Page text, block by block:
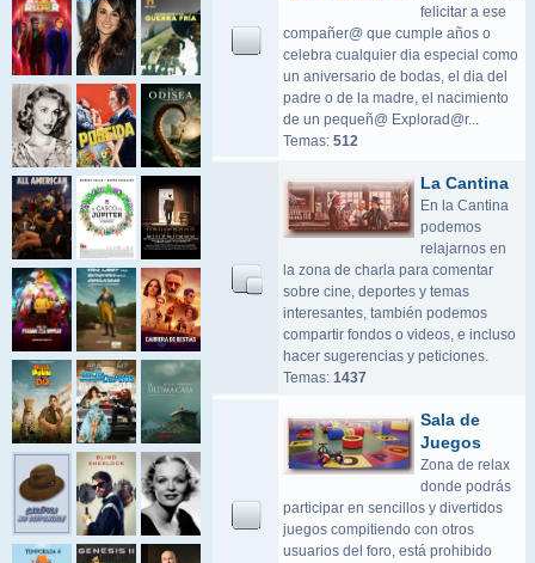
felicitar a ese
compañer@ que cumple años o
celebra cualquier dia especial como
un aniversario de bodas, el dia del
padre o de la madre, el nacimiento
de un pequeñ@ Explorad@r...
Temas: 512
La Cantina
En la Cantina
podemos
relajarnos en
la zona de charla para comentar
sobre cine, deportes y temas
interesantes, también podemos
compartir fondos o videos, e incluso
hacer sugerencias y peticiones.
Temas: 1437
Sala de
Juegos
Zona de relax
donde podrás
participar en sencillos y divertidos
juegos compitiendo con otros
usuarios del foro, está prohibido